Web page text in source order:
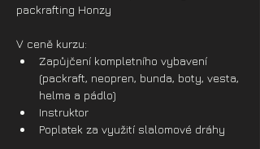
packrafting Honzy
V ceně kurzu:
Zapůjčení kompletního vybavení
(packraft, neopren, bunda, boty, vesta,
helma a pádlo)
Instruktor
Poplatek za využití slalomové dráhy